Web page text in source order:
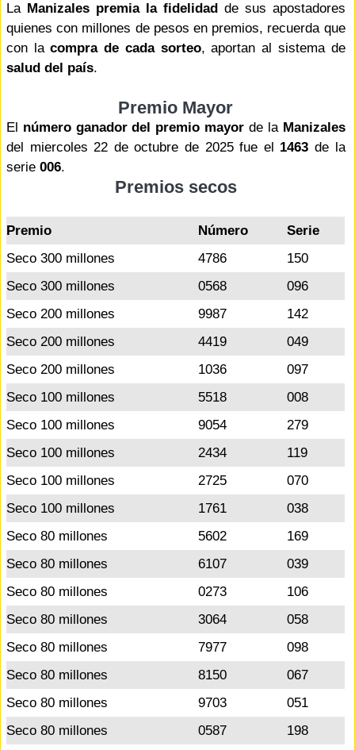
La Manizales premia la fidelidadde sus apostadores
quienes con millones de pesos en premios, recuerda que
con lacompra de cada sorteo, aportan al sistema de
salud del país.
Premio Mayor
El número ganador del premio mayor de la Manizales
del miercoles 22 de octubre de 2025 fue el 1463 de la
serie 006.
Premios secos
Premio Número
Serie
Seco 300 millones
4786
150
Seco 300 millones
0568
096
Seco 200 millones
9987
142
Seco 200 millones
4419
049
Seco 200 millones
1036
097
Seco 100 millones
5518
008
Seco 100 millones
9054
279
Seco 100 millones
2434
119
Seco 100 millones
2725
070
Seco 100 millones
1761
038
Seco 80 millones
5602
169
Seco 80 millones
6107
039
Seco 80 millones
0273
106
Seco 80 millones
3064
058
Seco 80 millones
7977
098
Seco 80 millones
8150
067
Seco 80 millones
9703
051
Seco 80 millones
0587
198